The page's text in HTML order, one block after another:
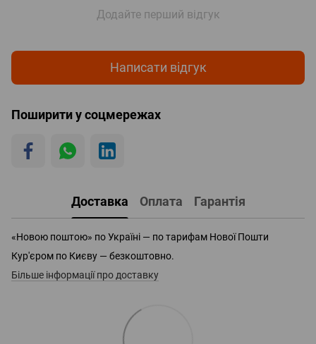
Додайте перший відгук
Написати відгук
Поширити у соцмережах
Доставка Оплата Гарантія
«Новою поштою» по Україні — по тарифам Нової Пошти
Кур'єром по Києву — безкоштовно.
Більше інформації про доставку